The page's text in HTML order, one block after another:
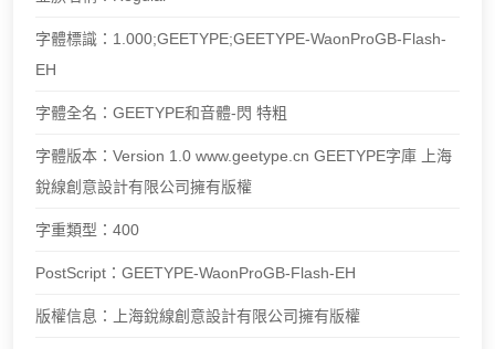
字體標識：1.000;GEETYPE;GEETYPE-WaonProGB-Flash-
EH
字體全名：GEETYPE和音體-閃 特粗
字體版本：Version 1.0 www.geetype.cn GEETYPE字庫 上海
銳線創意設計有限公司擁有版權
字重類型：400
PostScript：GEETYPE-WaonProGB-Flash-EH
版權信息：上海銳線創意設計有限公司擁有版權